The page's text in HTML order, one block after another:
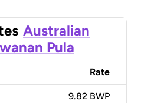
Australian
Pula
Rate
9.82 BWP